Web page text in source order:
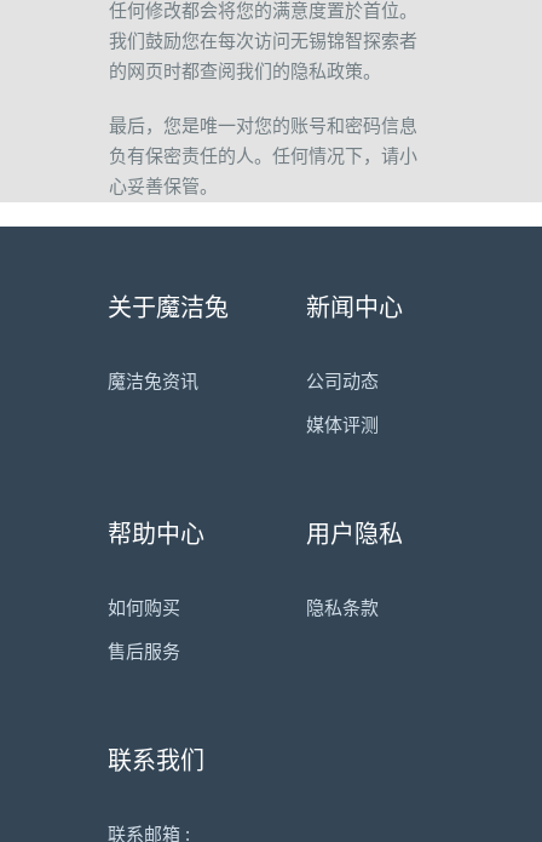
任何修改都会将您的满意度置於首位。
我们鼓励您在每次访问无锡锦智探索者
的网页时都查阅我们的隐私政策。
最后，您是唯一对您的账号和密码信息
负有保密责任的人。任何情况下，请小
心妥善保管。
关于魔洁兔
魔洁兔资讯
新闻中心
公司动态
媒体评测
帮助中心
如何购买
售后服务
用户隐私
隐私条款
联系我们
联系邮箱 :